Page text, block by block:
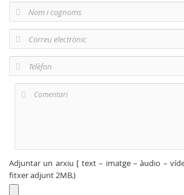
Adjuntar un arxiu [ text – imatge – àudio –
fitxer adjunt 2MB.)